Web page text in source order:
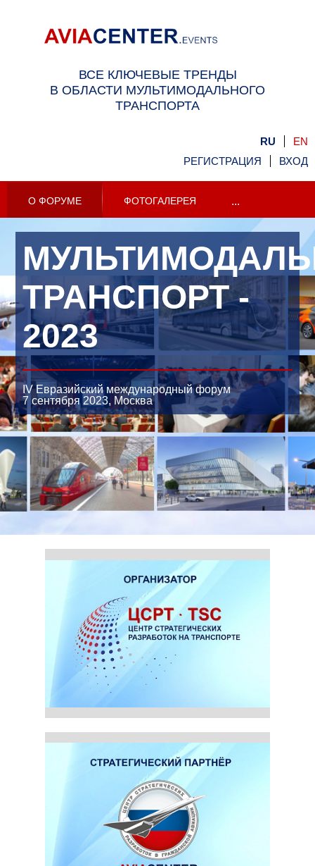
ВСЕ КЛЮЧЕВЫЕ ТРЕНДЫ
В ОБЛАСТИ МУЛЬТИМОДАЛЬНОГО
ТРАНСПОРТА
RU
EN
РЕГИСТРАЦИЯ
ВХОД
О ФОРУМЕ ФОТОГАЛЕРЕЯ ...
ТРАНСПОРТ -
2023
IV Евразийский международный форум
7 сентября 2023, Москва